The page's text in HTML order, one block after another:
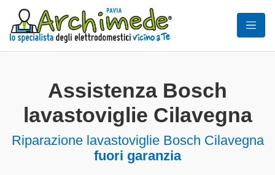
Assistenza Bosch
lavastoviglie Cilavegna
Riparazione lavastoviglie Bosch Cilavegna
fuori garanzia